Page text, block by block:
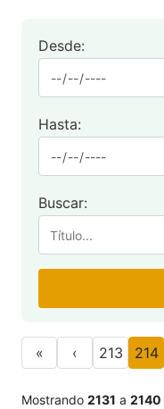
Desde:
Hasta:
Buscar:
« ‹ 213 214
Mostrando 2131 a 2140